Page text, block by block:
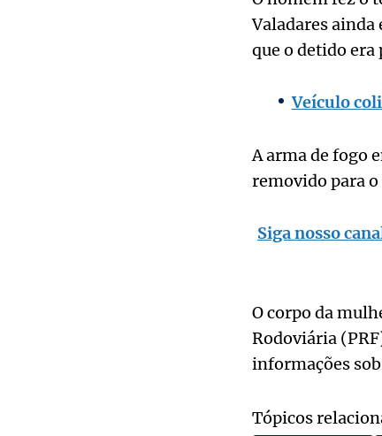
Valadares
que o detido
Veículo
A arma de fogo
removido para
Siga nosso
O corpo da
Rodoviária
informações
Tópicos